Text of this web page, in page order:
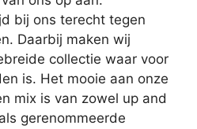
bij ons terecht tegen
Daarbij maken wij
collectie waar voor
is. Het mooie aan onze
mix is van zowel up and
gerenommeerde